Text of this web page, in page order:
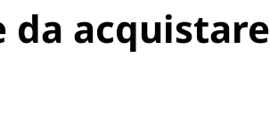
da acquistare